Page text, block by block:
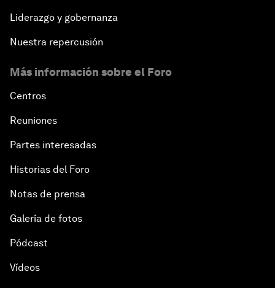
Liderazgo y gobernanza
Nuestra repercusión
Más información sobre el Foro
Centros
Reuniones
Partes interesadas
Historias del Foro
Notas de prensa
Galería de fotos
Pódcast
Vídeos